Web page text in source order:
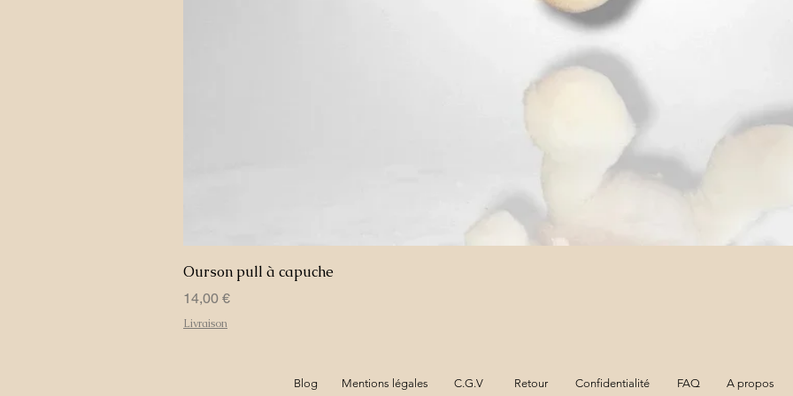
Ourson pull à capuche
Prix
14,00 €
Livraison
Blog Mentions légales C.G.V Retour Confidentialité FAQ A propos